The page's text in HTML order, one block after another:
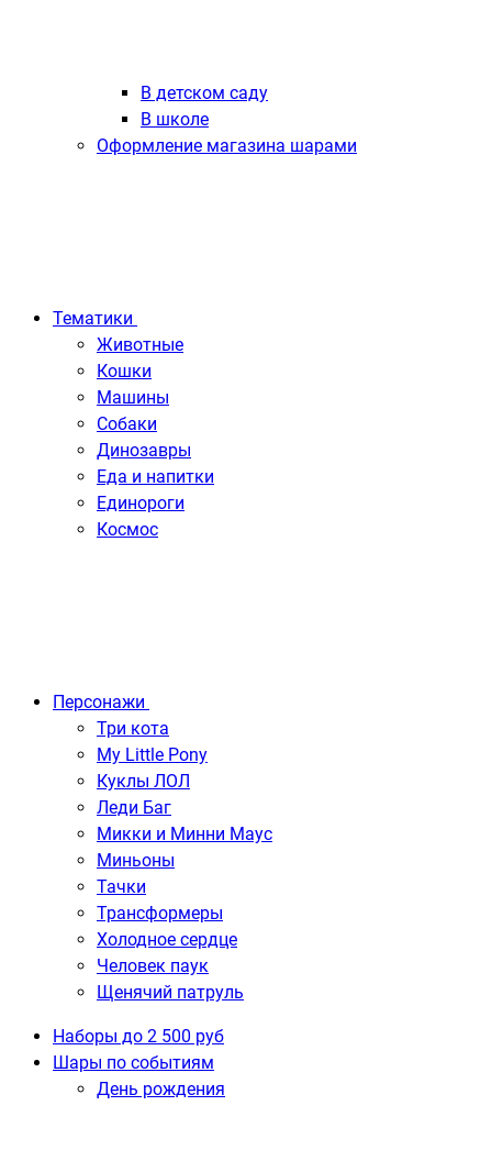
В детском саду
В школе
Оформление магазина шарами
Тематики
Животные
Кошки
Машины
Собаки
Динозавры
Еда и напитки
Единороги
Космос
Персонажи
Три кота
My Little Pony
Куклы ЛОЛ
Леди Баг
Микки и Минни Маус
Миньоны
Тачки
Трансформеры
Холодное сердце
Человек паук
Щенячий патруль
Наборы до 2 500 руб
Шары по событиям
День рождения